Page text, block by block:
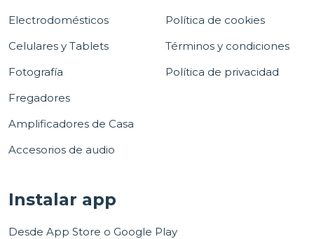
Electrodomésticos
Celulares y Tablets
Fotografía
Fregadores
Amplificadores de Casa
Accesorios de audio
Política de cookies
Términos y condiciones
Política de privacidad
Instalar app
Desde App Store o Google Play